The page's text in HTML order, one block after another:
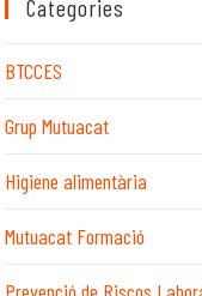
Categories
BTCCES
Grup Mutuacat
Higiene alimentària
Mutuacat Formació